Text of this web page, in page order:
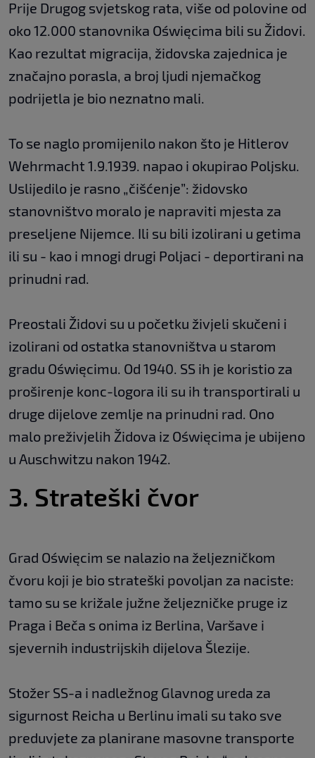
Prije Drugog svjetskog rata, više od polovine od
oko 12.000 stanovnika Oświęcima bili su Židovi.
Kao rezultat migracija, židovska zajednica je
značajno porasla, a broj ljudi njemačkog
podrijetla je bio neznatno mali.
To se naglo promijenilo nakon što je Hitlerov
Wehrmacht 1.9.1939. napao i okupirao Poljsku.
Uslijedilo je rasno „čišćenje”: židovsko
stanovništvo moralo je napraviti mjesta za
preseljene Nijemce. Ili su bili izolirani u getima
ili su - kao i mnogi drugi Poljaci - deportirani na
prinudni rad.
Preostali Židovi su u početku živjeli skučeni i
izolirani od ostatka stanovništva u starom
gradu Oświęcimu. Od 1940. SS ih je koristio za
proširenje konc-logora ili su ih transportirali u
druge dijelove zemlje na prinudni rad. Ono
malo preživjelih Židova iz Oświęcima je ubijeno
u Auschwitzu nakon 1942.
3. Strateški čvor
Grad Oświęcim se nalazio na željezničkom
čvoru koji je bio strateški povoljan za naciste:
tamo su se križale južne željezničke pruge iz
Praga i Beča s onima iz Berlina, Varšave i
sjevernih industrijskih dijelova Šlezije.
Stožer SS-a i nadležnog Glavnog ureda za
sigurnost Reicha u Berlinu imali su tako sve
preduvjete za planirane masovne transporte